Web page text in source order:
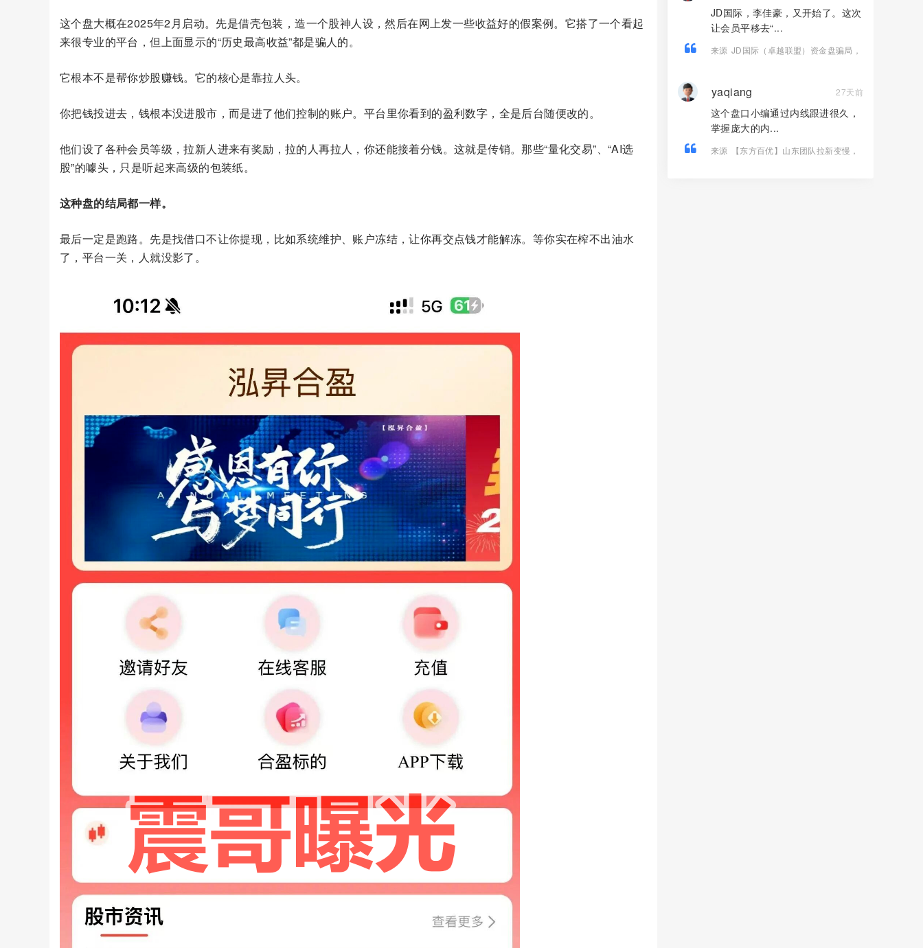
这个盘大概在2025年2月启动。先是借壳包装，造一个股神人设，然后在网上发一些收益好的假案例。它搭了一个看起
来很专业的平台，但上面显示的“历史最高收益”都是骗人的。
它根本不是帮你炒股赚钱。它的核心是靠拉人头。
你把钱投进去，钱根本没进股市，而是进了他们控制的账户。平台里你看到的盈利数字，全是后台随便改的。
他们设了各种会员等级，拉新人进来有奖励，拉的人再拉人，你还能接着分钱。这就是传销。那些“量化交易”、“AI选
股”的噱头，只是听起来高级的包装纸。
这种盘的结局都一样。
最后一定是跑路。先是找借口不让你提现，比如系统维护、账户冻结，让你再交点钱才能解冻。等你实在榨不出油水
了，平台一关，人就没影了。
JD国际，李佳豪，又开始了。这次
让会员平移去“...
来源 JD国际（卓越联盟）资金盘骗局，
yaqiang 27天前
这个盘口小编通过内线跟进很久，
掌握庞大的内...
来源
【东方百优】山东团队拉新变慢，